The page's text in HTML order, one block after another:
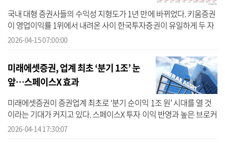
국내 대형 증권사들의 수익성 지형도가 1년 만에 바뀌었다. 키움증권
이 영업이익률 1위에서 내려온 사이 한국투자증권이 유일하게 두 자
릿수 수치를 기록하며 1위 자리에 올라섰다. 대신증권은 1년 새 마진
2026-04-15 07:00:00
미래에셋증권, 업계 최초 ‘분기 1조’ 눈
앞…스페이스X 효과
미래에셋증권이 증권업계 최초로 ‘분기 순이익 1조 원’ 시대를 열 것
이라는 기대가 커지고 있다. 스페이스X 투자 이익 반영과 높은 브로커
리지 점유율에 따른 증시 상승 수혜가 맞물린 결과로 분석된다. 14일
2026-04-14 17:30:07